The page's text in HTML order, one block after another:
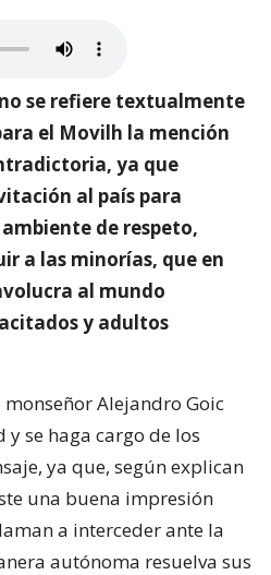
se refiere textualmente
el Movilh la mención
ya que
al país para
de respeto,
a las minorías, que en
al mundo
y adultos
Alejandro Goic
se haga cargo de los
ya que, según explican
una buena impresión
a interceder ante la
autónoma resuelva sus